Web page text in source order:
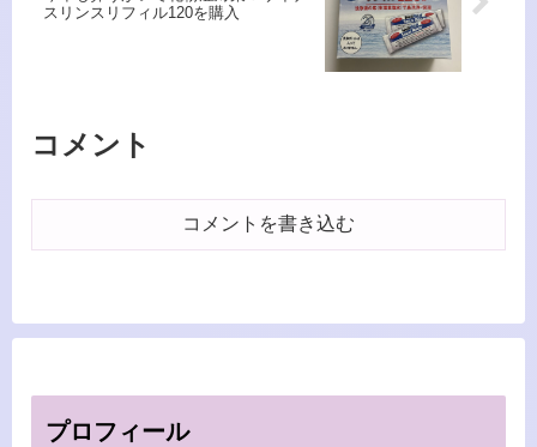
スリンスリフィル120を購入
コメント
コメントを書き込む
プロフィール